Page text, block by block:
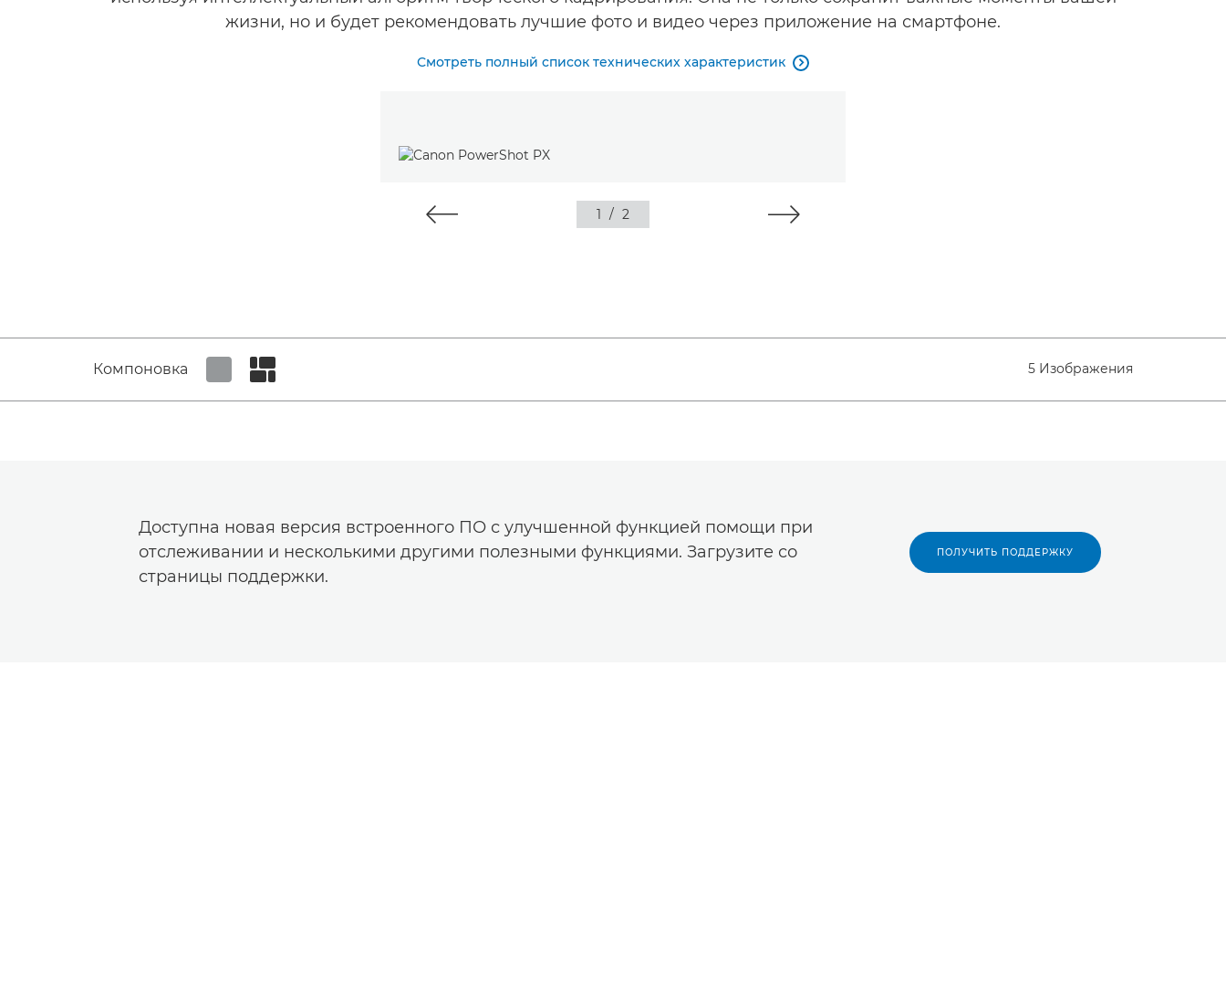
жизни, но и будет рекомендовать лучшие фото и видео через приложение на смартфоне.
Смотреть полный список технических характеристик 
1 / 2
Компоновка 5 Изображения
Доступна новая версия встроенного ПО с улучшенной функцией помощи при
отслеживании и несколькими другими полезными функциями. Загрузите со
страницы поддержки.
ПОЛУЧИТЬ ПОДДЕРЖКУ